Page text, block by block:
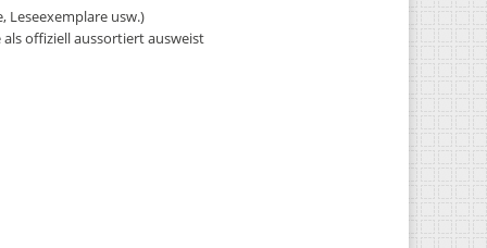
Leseexemplare usw.)
offiziell aussortiert ausweist